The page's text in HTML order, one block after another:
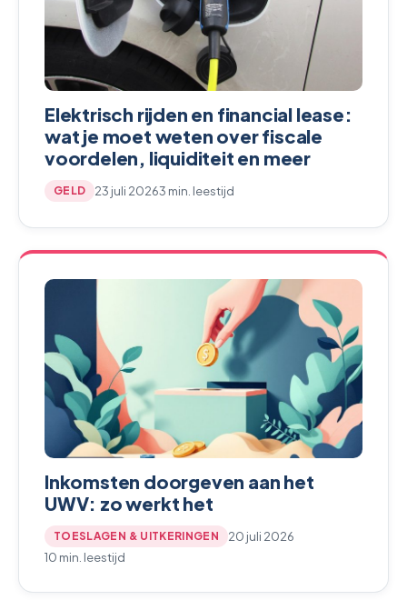
Elektrisch rijden en financial lease:
wat je moet weten over fiscale
voordelen, liquiditeit en meer
GELD 23 juli 20263 min. leestijd
Inkomsten doorgeven aan het
UWV: zo werkt het
TOESLAGEN & UITKERINGEN
20 juli 2026
10 min. leestijd